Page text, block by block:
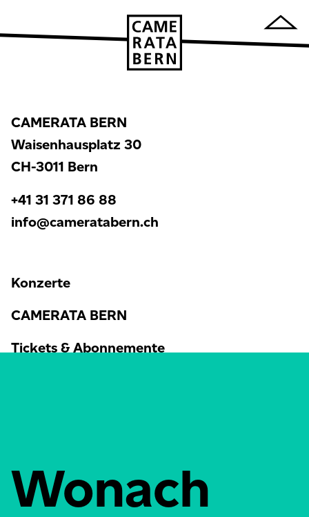
Wonach
CAMERATA BERN
Waisenhausplatz 30
CH-3011 Bern
+41 31 371 86 88
info@cameratabern.ch
Konzerte
CAMERATA BERN
Tickets & Abonnemente
E-Mailadresse *